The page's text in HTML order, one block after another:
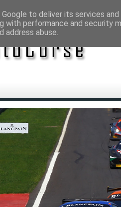
to deliver its services
with performance and security
abuse.